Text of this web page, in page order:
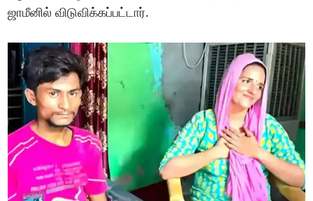
ஜாமீனில் விடுவிக்கப்பட்டார்.